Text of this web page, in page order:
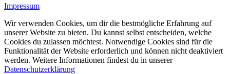
Impressum
Wir verwenden Cookies, um dir die bestmögliche Erfahrung auf
unserer Website zu bieten. Du kannst selbst entscheiden, welche
Cookies du zulassen möchtest. Notwendige Cookies sind für die
Funktionalität der Website erforderlich und können nicht deaktiviert
werden. Weitere Informationen findest du in unserer
Datenschutzerklärung